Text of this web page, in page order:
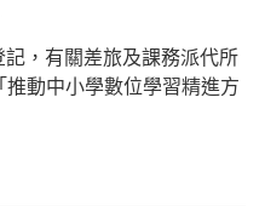
，有關差旅及課務派代所
動中小學數位學習精進方